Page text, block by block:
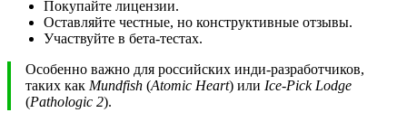
Покупайте лицензии.
Оставляйте честные, но конструктивные отзывы.
Участвуйте в бета-тестах.
Особенно важно для российских инди-разработчиков,
таких как Mundfish (Atomic Heart) или Ice-Pick Lodge
(Pathologic 2).